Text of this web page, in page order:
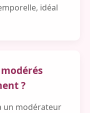
idéal
?
un modérateur